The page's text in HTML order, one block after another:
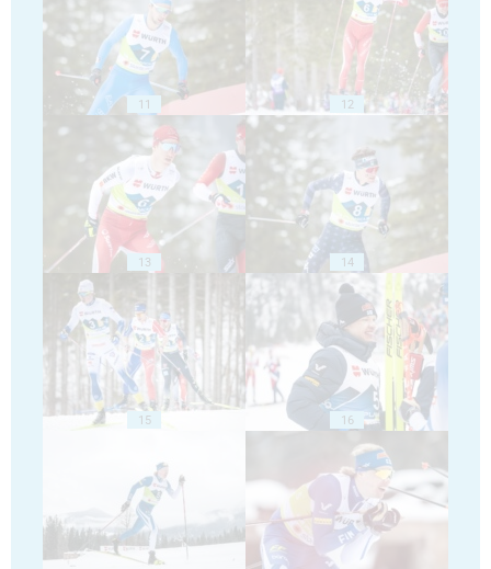
11 12
13 14
15 16